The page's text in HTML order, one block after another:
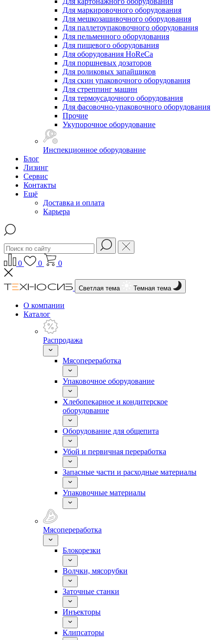
Для маркировочного оборудования
Для мешкозашивочного оборудования
Для паллетоупаковочного оборудования
Для пельменного оборудования
Для пищевого оборудования
Для оборудования HoReCa
Для поршневых дозаторов
Для роликовых запайщиков
Для скин упаковочного оборудования
Для стреппинг машин
Для термоусадочного оборудования
Для фасовочно-упаковочного оборудования
Прочие
Укупорочное оборудование
Инспекционное оборудование
Блог
Лизинг
Сервис
Контакты
Ещё
Доставка и оплата
Карьера
0 0 0
Светлая тема Темная тема
О компании
Каталог
Распродажа
Мясопереработка
Упаковочное оборудование
Хлебопекарное и кондитерское
оборудование
Оборудование для общепита
Убой и первичная переработка
Запасные части и расходные материалы
Упаковочные материалы
Мясопереработка
Блокорезки
Волчки, мясорубки
Заточные станки
Инъекторы
Клипсаторы